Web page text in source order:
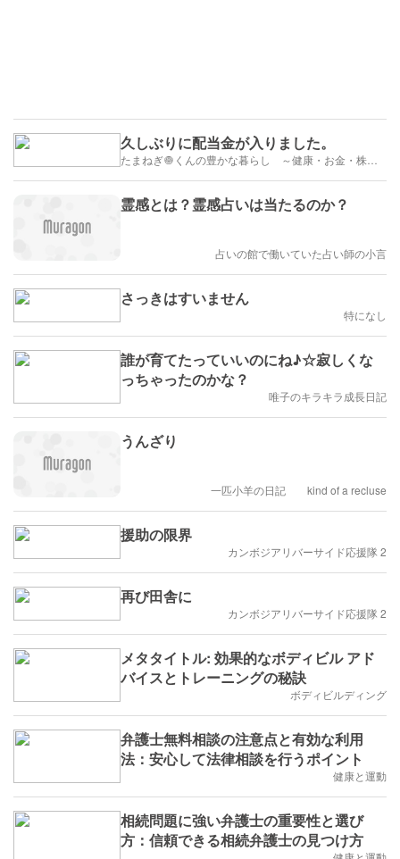
久しぶりに配当金が入りました。
霊感とは？霊感占いは当たるのか？
占いの館で働いていた占い師の小言
さっきはすいません
特になし
誰が育てたっていいのにね♪☆寂しくな
っちゃったのかな？
唯子のキラキラ成長日記
うんざり
一匹小羊の日記 kind of a recluse
援助の限界
カンボジアリバーサイド応援隊 2
再び田舎に
カンボジアリバーサイド応援隊 2
メタタイトル: 効果的なボディビル アド
バイスとトレーニングの秘訣
ボディビルディング
弁護士無料相談の注意点と有効な利用
法：安心して法律相談を行うポイント
健康と運動
相続問題に強い弁護士の重要性と選び
方：信頼できる相続弁護士の見つけ方